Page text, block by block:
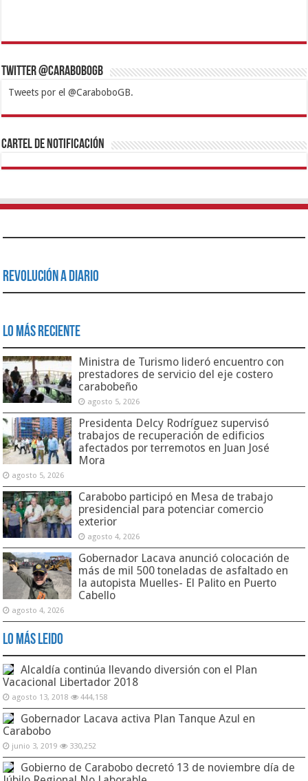
Twitter @CaraboboGB
Tweets por el @CaraboboGB.
1xbetBetturkeyBetistKralbetSupertotobetTipobetMatadorbetMariobet
https://mvbcasino.com/
Cartel de Notificación
Revolución a Diario
Lo Más Reciente
Ministra de Turismo lideró encuentro con
prestadores de servicio del eje costero
carabobeño
agosto 5, 2026
Presidenta Delcy Rodríguez supervisó
trabajos de recuperación de edificios
afectados por terremotos en Juan José
Mora
agosto 5, 2026
Carabobo participó en Mesa de trabajo
presidencial para potenciar comercio
exterior
agosto 4, 2026
Gobernador Lacava anunció colocación de
más de mil 500 toneladas de asfaltado en
la autopista Muelles- El Palito en Puerto
Cabello
agosto 4, 2026
Lo Más Leido
Alcaldía continúa llevando diversión con el Plan
Vacacional Libertador 2018
agosto 13, 2018 444,158
Gobernador Lacava activa Plan Tanque Azul en
Carabobo
junio 3, 2019 330,252
Gobierno de Carabobo decretó 13 de noviembre día de